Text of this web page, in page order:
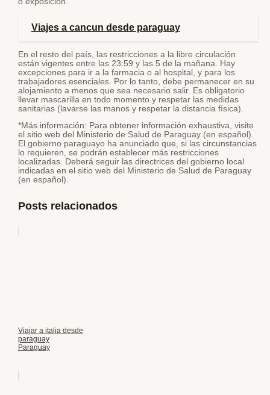
Viajes a cancun desde paraguay
En el resto del país, las restricciones a la libre circulación
están vigentes entre las 23:59 y las 5 de la mañana. Hay
excepciones para ir a la farmacia o al hospital, y para los
trabajadores esenciales. Por lo tanto, debe permanecer en su
alojamiento a menos que sea necesario salir. Es obligatorio
llevar mascarilla en todo momento y respetar las medidas
sanitarias (lavarse las manos y respetar la distancia física).
*Más información: Para obtener información exhaustiva, visite
el sitio web del Ministerio de Salud de Paraguay (en español).
El gobierno paraguayo ha anunciado que, si las circunstancias
lo requieren, se podrán establecer más restricciones
localizadas. Deberá seguir las directrices del gobierno local
indicadas en el sitio web del Ministerio de Salud de Paraguay
(en español).
Posts relacionados
Viajar a italia desde
paraguay
Paraguay